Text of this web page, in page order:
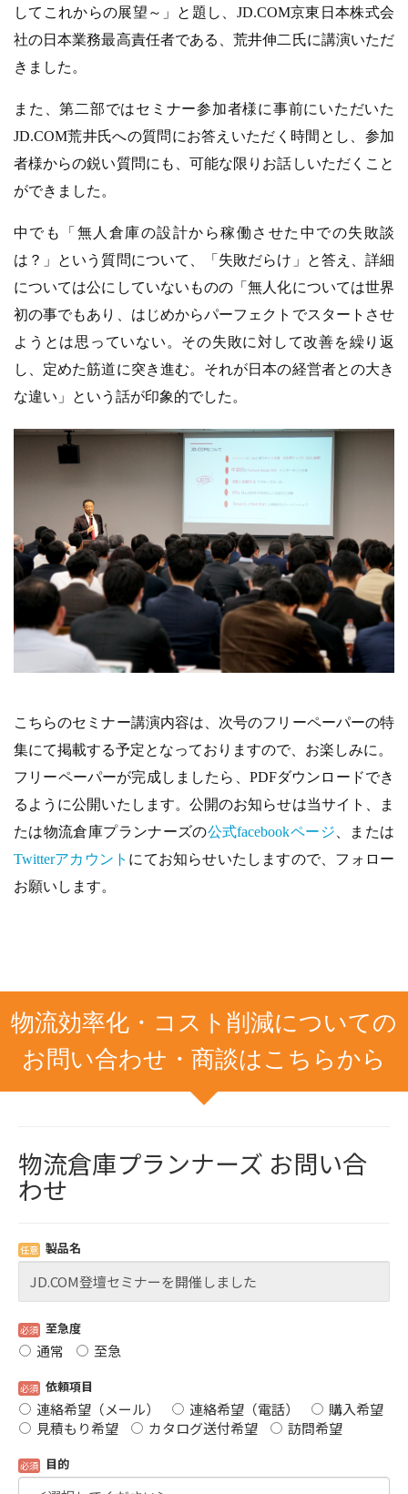
してこれからの展望～」と題し、JD.COM京東日本株式会
社の日本業務最高責任者である、荒井伸二氏に講演いただ
きました。
また、第二部ではセミナー参加者様に事前にいただいた
JD.COM荒井氏への質問にお答えいただく時間とし、参加
者様からの鋭い質問にも、可能な限りお話しいただくこと
ができました。
中でも「無人倉庫の設計から稼働させた中での失敗談
は？」という質問について、「失敗だらけ」と答え、詳細
については公にしていないものの「無人化については世界
初の事でもあり、はじめからパーフェクトでスタートさせ
ようとは思っていない。その失敗に対して改善を繰り返
し、定めた筋道に突き進む。それが日本の経営者との大き
な違い」という話が印象的でした。
こちらのセミナー講演内容は、次号のフリーペーパーの特
集にて掲載する予定となっておりますので、お楽しみに。
フリーペーパーが完成しましたら、PDFダウンロードでき
るように公開いたします。公開のお知らせは当サイト、ま
たは物流倉庫プランナーズの公式facebookページ 、または
Twitterアカウント にてお知らせいたしますので、フォロー
お願いします。
物流効率化・コスト削減についての
お問い合わせ・商談はこちらから